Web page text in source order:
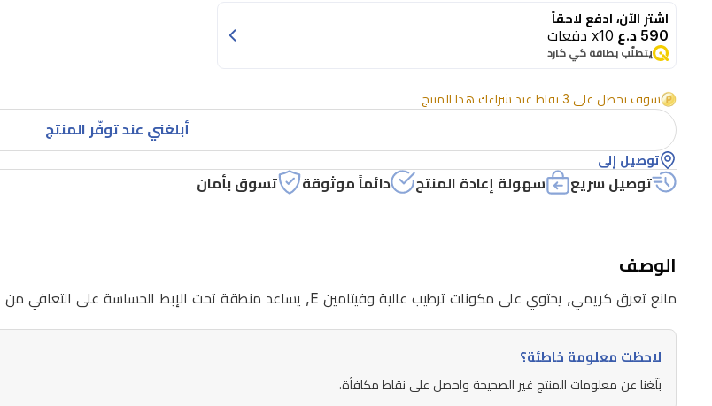
اشترِ الآن، ادفع لاحقاً
590 د.ع x10 دفعات
يتطلّب بطاقة كي كارد
سوف تحصل على 3 نقاط عند شراءك هذا المنتج
أبلغني عند توفّر المنتج
توصيل إلى
توصيل سريع سهولة إعادة المنتج دائماً موثوقة تسوق بأمان
الوصف
مانع تعرق كريمي, يحتوي على مكونات ترطيب عالية وفيتامين E, يساعد منطقة تحت الإبط الحساسة على التعافي من التهيج الناتج عن الحلاقة, ويمنحها رائحة منعشة تدوم حتى 48 ساعة.
لاحظت معلومة خاطئة؟
بلّغنا عن معلومات المنتج غير الصحيحة واحصل على نقاط مكافأة.